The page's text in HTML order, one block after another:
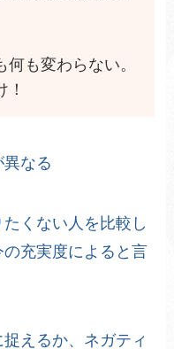
何も変わらない。
なる
くない人を比較し
充実度によると言
えるか、ネガティ